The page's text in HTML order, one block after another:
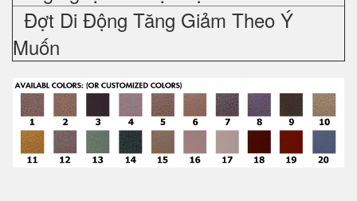
Đợt Di Động Tăng Giảm Theo Ý
Muốn